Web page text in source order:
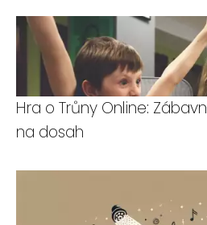
Hra o Trůny Online:
na dosah